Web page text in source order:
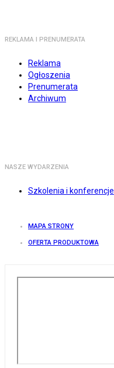
REKLAMA I PRENUMERATA
Reklama
Ogłoszenia
Prenumerata
Archiwum
NASZE WYDARZENIA
Szkolenia i konferencje
MAPA STRONY
OFERTA PRODUKTOWA